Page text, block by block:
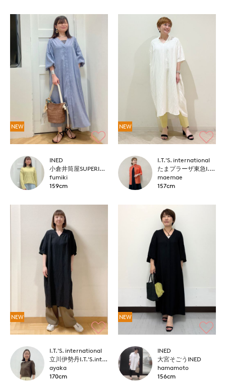
NEW
INED
小倉井筒屋SUPERIOR CLOSET
fumiki
159cm
NEW
I.T.'S. international
たまプラーザ東急I.T.'S.international
maemae
157cm
NEW
I.T.'S. international
立川伊勢丹I.T.'S.international
ayaka
170cm
NEW
INED
大宮そごうINED
hamamoto
156cm